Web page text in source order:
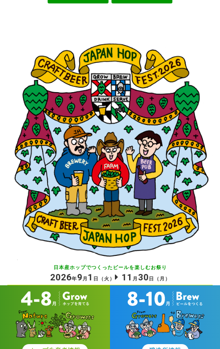
日本産ホップでつくったビールを楽しむお祭り
2026年9 月 1 日 （火） 11 月 30 日 （月）